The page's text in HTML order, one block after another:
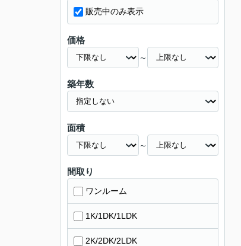
販売中のみ表示
価格
～
築年数
面積
～
間取り
ワンルーム
1K/1DK/1LDK
2K/2DK/2LDK